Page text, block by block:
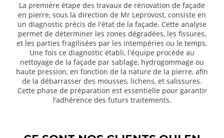
La première étape des travaux de rénovation de façade
en pierre, sous la direction de Mr Leprovost, consiste en
un diagnostic précis de l'état de la façade. Cette analyse
permet de déterminer les zones dégradées, les fissures,
et les parties fragilisées par les intempéries ou le temps.
Une fois ce diagnostic établi, l'équipe procède au
nettoyage de la façade par sablage, hydrogommage ou
haute pression, en fonction de la nature de la pierre, afin
de la débarrasser des mousses, lichens, et salissures.
Cette phase de préparation est essentielle pour garantir
l’adhérence des futurs traitements.